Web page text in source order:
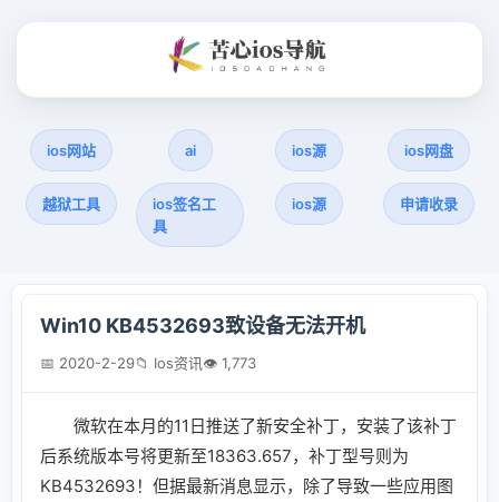
ios网站 ai ios源 ios网盘
越狱工具
ios签名工
具
ios源 申请收录
Win10 KB4532693致设备无法开机
📅 2020-2-29📁 Ios资讯👁 1,773
微软在本月的11日推送了新安全补丁，安装了该补丁
后系统版本号将更新至18363.657，补丁型号则为
KB4532693！但据最新消息显示，除了导致一些应用图